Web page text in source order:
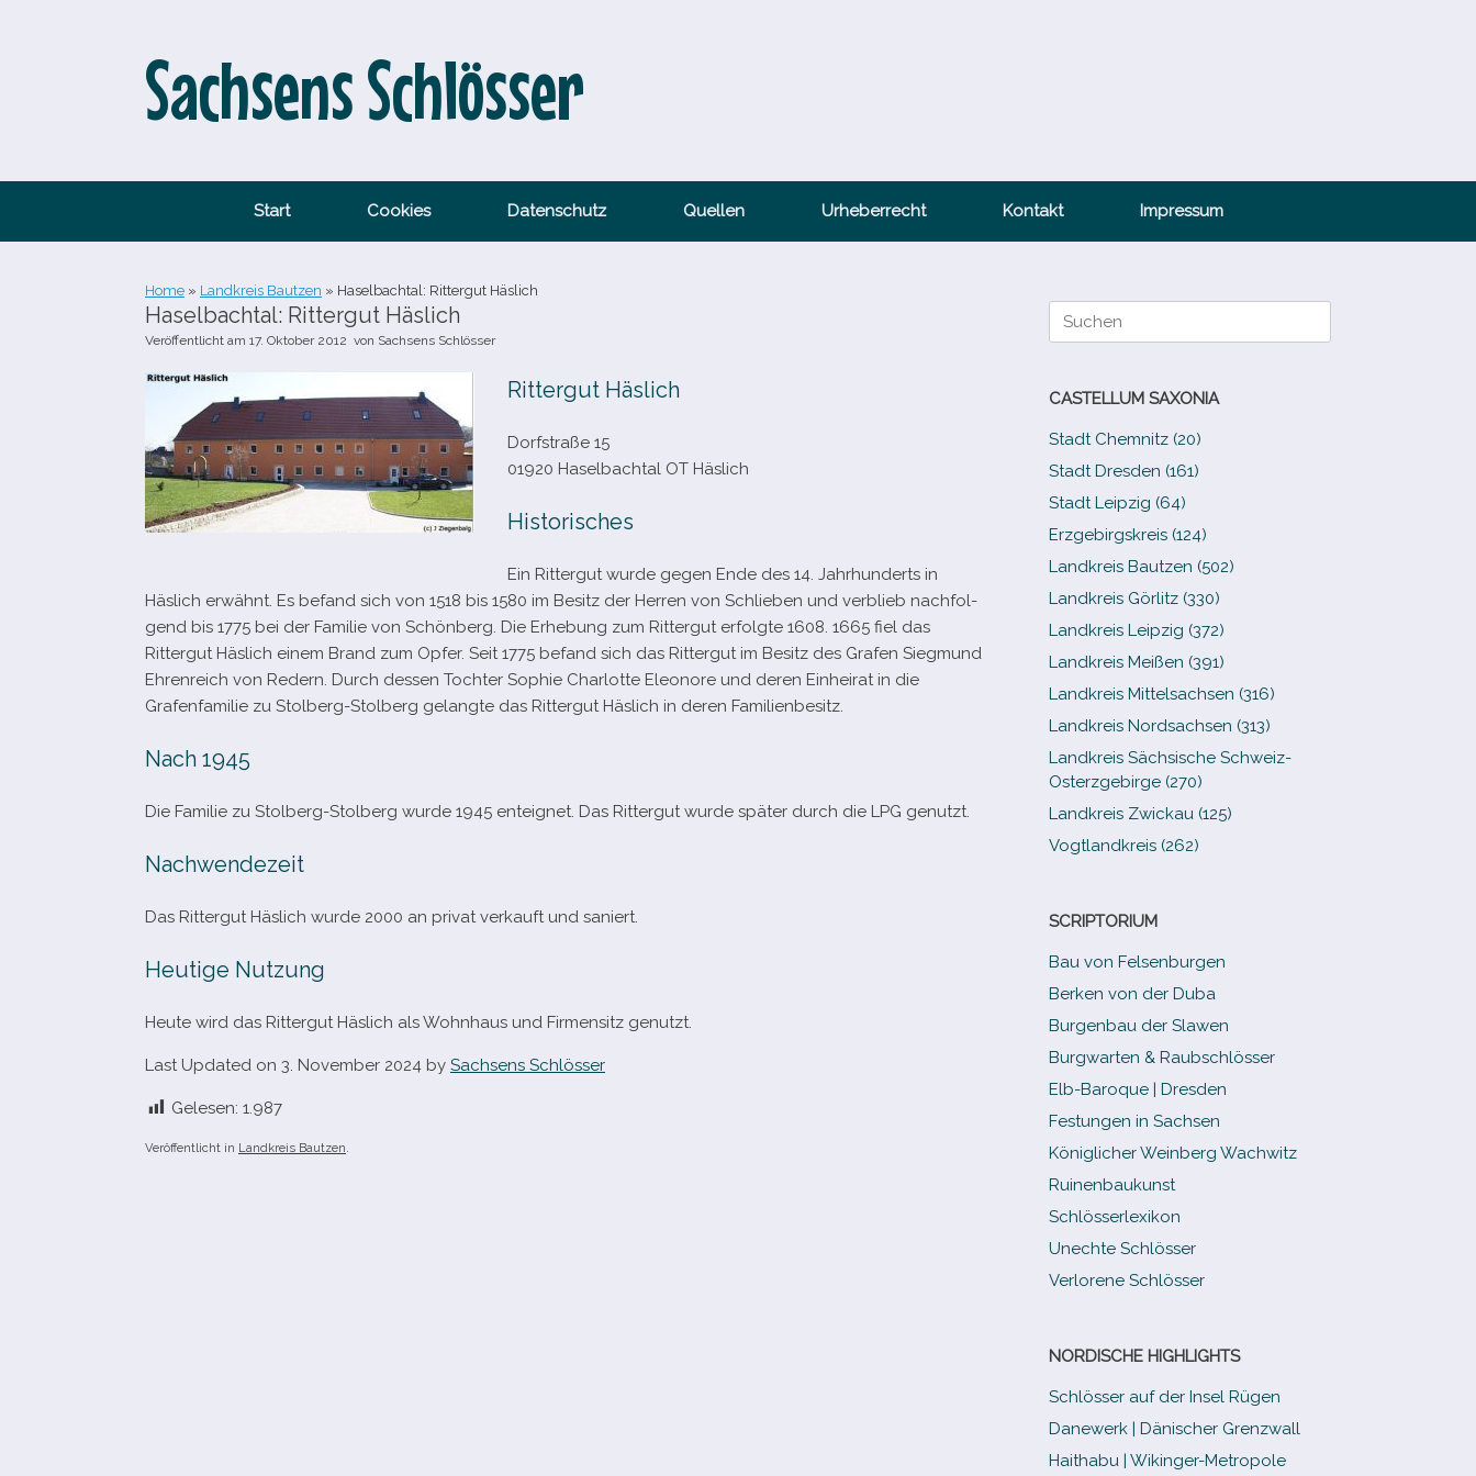
Sachsens Schlösser
Start Cookies Datenschutz Quellen Urheberrecht Kontakt Impressum
Home » Landkreis Bautzen » Haselbachtal: Rittergut Häslich
Haselbachtal: Rittergut Häslich
Veröffentlicht am 17. Oktober 2012 von Sachsens Schlösser
Rittergut Häslich
Dorfstraße 15
01920 Haselbachtal OT Häslich
Historisches
Ein Rittergut wurde gegen Ende des 14. Jahrhunderts in
Häslich erwähnt. Es befand sich von 1518 bis 1580 im Besitz der Herren von Schlieben und ver­blieb nach­fol­
gend bis 1775 bei der Familie von Schönberg. Die Erhebung zum Rittergut erfolgte 1608. 1665 fiel das
Rittergut Häslich einem Brand zum Opfer. Seit 1775 befand sich das Rittergut im Besitz des Grafen Siegmund
Ehrenreich von Redern. Durch des­sen Tochter Sophie Charlotte Eleonore und deren Einheirat in die
Grafenfamilie zu Stolberg-​Stolberg gelangte das Rittergut Häslich in deren Familienbesitz.
Nach 1945
Die Familie zu Stolberg-​Stolberg wurde 1945 ent­eig­net. Das Rittergut wurde spä­ter durch die LPG genutzt.
Nachwendezeit
Das Rittergut Häslich wurde 2000 an pri­vat ver­kauft und saniert.
Heutige Nutzung
Heute wird das Rittergut Häslich als Wohnhaus und Firmensitz genutzt.
Last Updated on 3. November 2024 by Sachsens Schlösser
Gelesen: 1.987
Veröffentlicht in Landkreis Bautzen
Suche
nach:
CASTELLUM SAXONIA
Stadt Chemnitz (20)
Stadt Dresden (161)
Stadt Leipzig (64)
Erzgebirgskreis (124)
Landkreis Bautzen (502)
Landkreis Görlitz (330)
Landkreis Leipzig (372)
Landkreis Meißen (391)
Landkreis Mittelsachsen (316)
Landkreis Nordsachsen (313)
Landkreis Sächsische Schweiz-​
Osterzgebirge (270)
Landkreis Zwickau (125)
Vogtlandkreis (262)
SCRIPTORIUM
Bau von Felsenburgen
Berken von der Duba
Burgenbau der Slawen
Burgwarten & Raubschlösser
Elb-​Baroque | Dresden
Festungen in Sachsen
Königlicher Weinberg Wachwitz
Ruinenbaukunst
Schlösserlexikon
Unechte Schlösser
Verlorene Schlösser
NORDISCHE HIGHLIGHTS
Schlösser auf der Insel Rügen
Danewerk | Dänischer Grenzwall
Haithabu | Wikinger-Metropole